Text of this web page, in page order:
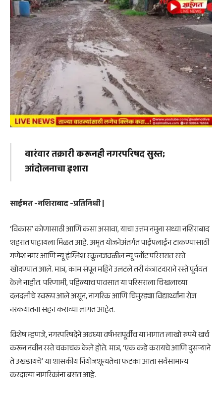
​​वारंवार तक्रारी करूनही नगरपरिषद सुस्त;
आंदोलनाचा इशारा
​साईमत -नशिराबाद -प्रतिनिधी |
‘विकास’ कोणासाठी आणि कसा असावा, याचा उत्तम नमुना सध्या नशिराबाद
शहरात पाहायला मिळत आहे. अमृत योजनेअंतर्गत पाईपलाईन टाकण्यासाठी
गणेश नगर आणि न्यू इंग्लिश स्कूलजवळील न्यू प्लॉट परिसरात रस्ते
खोदण्यात आले. मात्र, काम संपून महिने उलटले तरी कंत्राटदाराने रस्ते पूर्ववत
केले नाहीत. परिणामी, पहिल्याच पावसात या परिसराला चिखलाच्या
दलदलीचे स्वरूप आले असून, नागरिक आणि चिमुरड्या विद्यार्थ्यांना रोज
नरकयातना सहन कराव्या लागत आहेत.
​विशेष म्हणजे, नगरपरिषदेने अवघ्या वर्षभरापूर्वीच या भागात लाखो रुपये खर्च
करून नवीन रस्ते चकाचक केले होते. मात्र, ‘एक कडे करायचे आणि दुसऱ्याने
ते उखडायचे’ या शासकीय नियोजशून्यतेचा फटका आता सर्वसामान्य
करदात्या नागरिकांना बसत आहे.